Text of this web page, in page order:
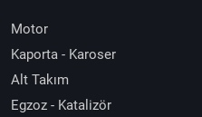
Motor
Kaporta - Karoser
Alt Takım
Egzoz - Katalizör